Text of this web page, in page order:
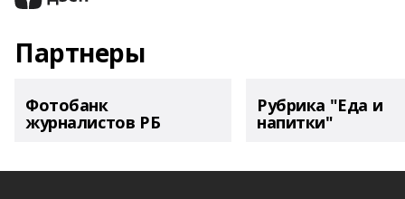
Партнеры
Фотобанк
журналистов РБ
Рубрика "Еда и
напитки"